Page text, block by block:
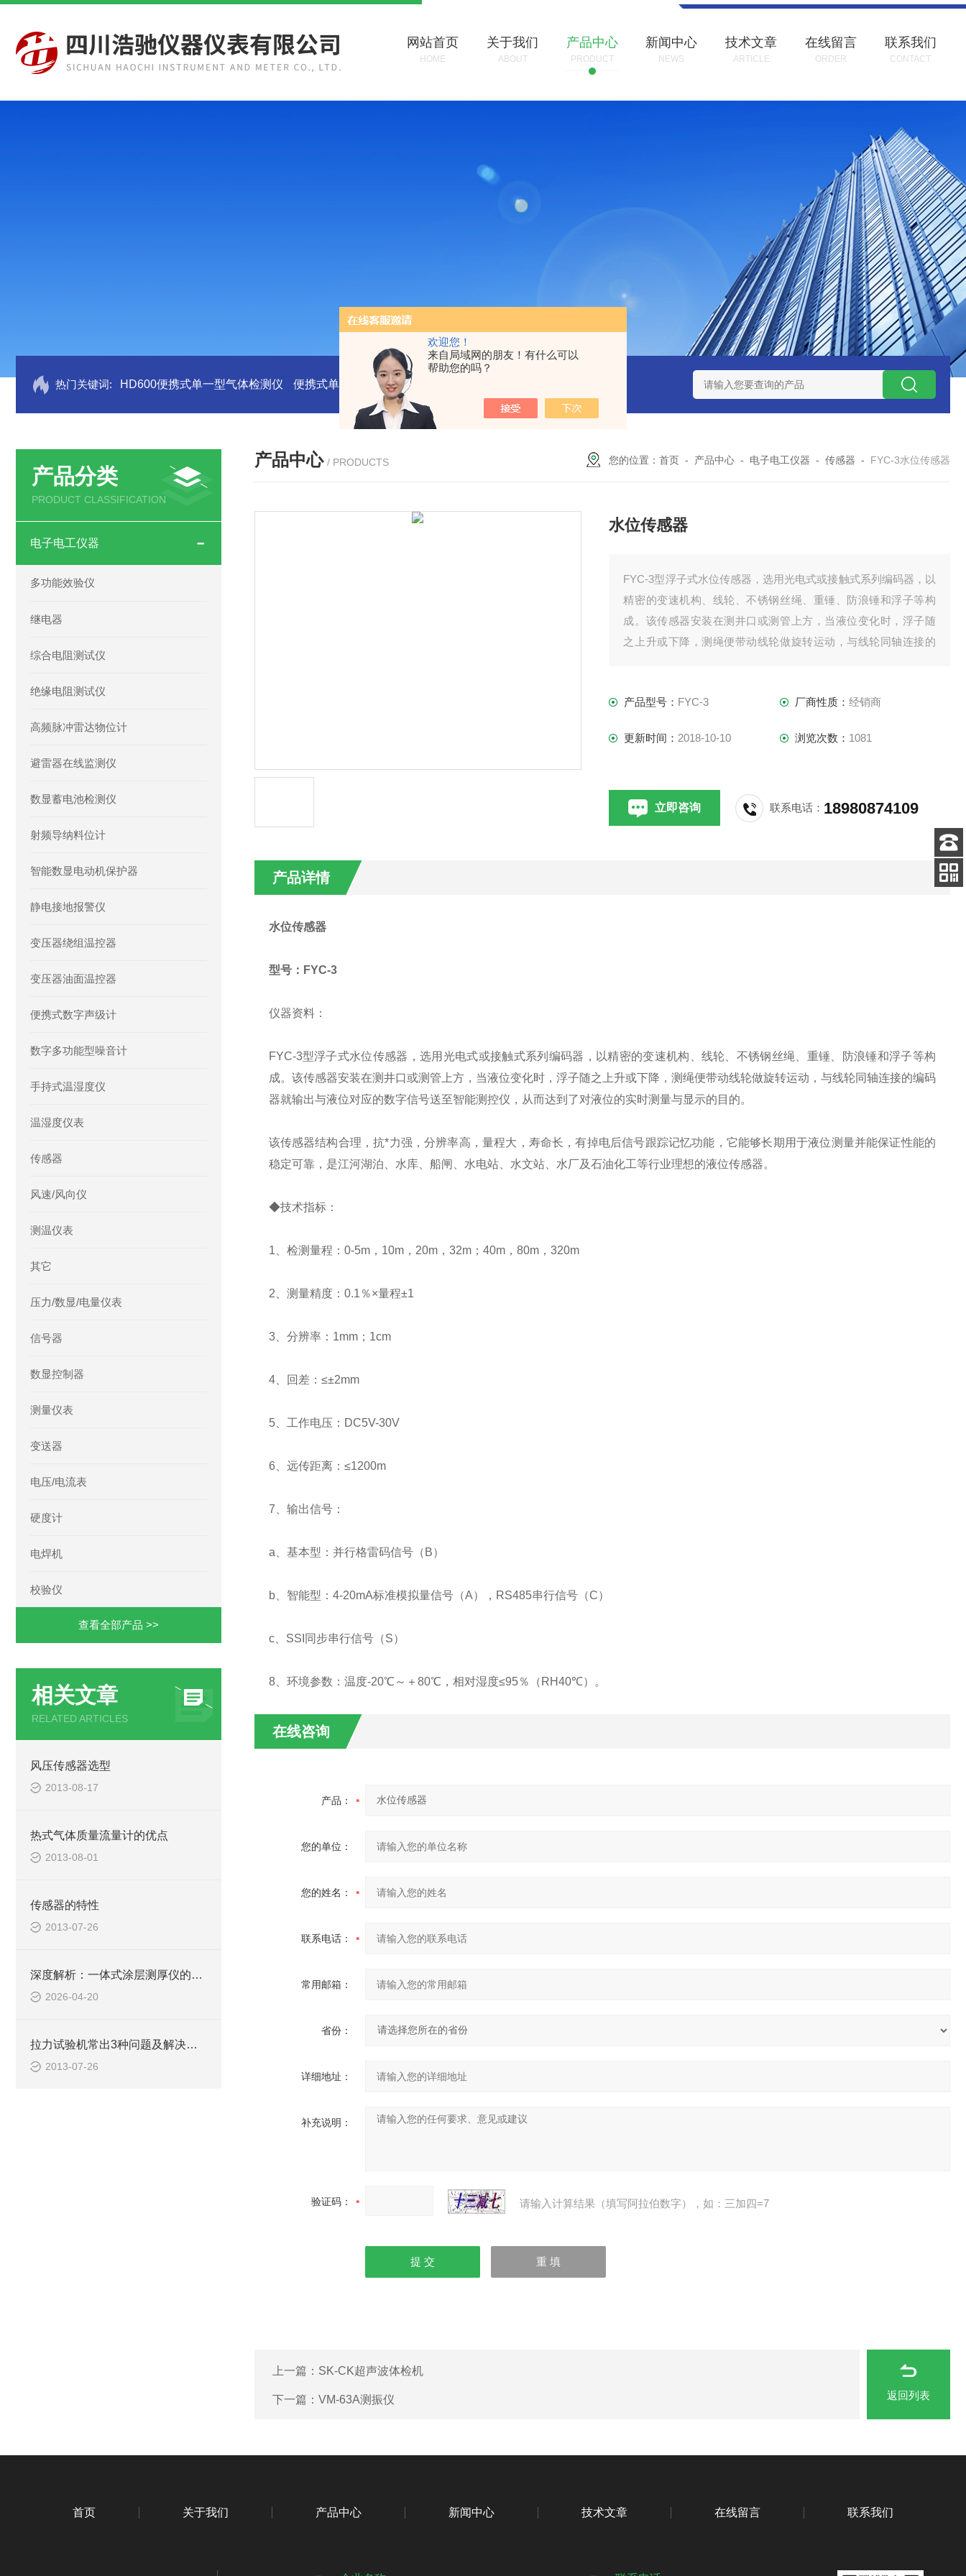
欢迎您！
来自局域网的朋友！有什么可以
帮助您的吗？
网站首页
HOME
关于我们
ABOUT
产品中心
PRODUCT
新闻中心
NEWS
技术文章
ARTICLE
在线留言
ORDER
联系我们
CONTACT
热门关键词: HD600便携式单一型气体检测仪 便携式单一气体检测仪 GAXT手持式单一气体检测仪 加拿大BW
产品分类
PRODUCT CLASSIFICATION
电子电工仪器
多功能效验仪
继电器
综合电阻测试仪
绝缘电阻测试仪
高频脉冲雷达物位计
避雷器在线监测仪
数显蓄电池检测仪
射频导纳料位计
智能数显电动机保护器
静电接地报警仪
变压器绕组温控器
变压器油面温控器
便携式数字声级计
数字多功能型噪音计
手持式温湿度仪
温湿度仪表
传感器
风速/风向仪
测温仪表
其它
压力/数显/电量仪表
信号器
数显控制器
测量仪表
变送器
电压/电流表
硬度计
电焊机
校验仪
查看全部产品 >>
相关文章
RELATED ARTICLES
风压传感器选型
2013-08-17
热式气体质量流量计的优点
2013-08-01
传感器的特性
2013-07-26
深度解析：一体式涂层测厚仪的正确使用方法全攻略
2026-04-20
拉力试验机常出3种问题及解决方法
2013-07-26
产品中心 / PRODUCTS 您的位置： 首页 - 产品中心 - 电子电工仪器 - 传感器 - FYC-3水位传感器
水位传感器
FYC-3型浮子式水位传感器，选用光电式或接触式系列编码器，以
精密的变速机构、线轮、不锈钢丝绳、重锤、防浪锤和浮子等构
成。该传感器安装在测井口或测管上方，当液位变化时，浮子随
之上升或下降，测绳便带动线轮做旋转运动，与线轮同轴连接的
产品型号： FYC-3 厂商性质： 经销商
更新时间： 2018-10-10 浏览次数： 1081
立即咨询 联系电话： 18980874109
产品详情
水位传感器
型号：FYC-3
仪器资料：
FYC-3型浮子式水位传感器，选用光电式或接触式系列编码器，以精密的变速机构、线轮、不锈钢丝绳、重锤、防浪锤和浮子等构
成。该传感器安装在测井口或测管上方，当液位变化时，浮子随之上升或下降，测绳便带动线轮做旋转运动，与线轮同轴连接的编码
器就输出与液位对应的数字信号送至智能测控仪，从而达到了对液位的实时测量与显示的目的。
该传感器结构合理，抗*力强，分辨率高，量程大，寿命长，有掉电后信号跟踪记忆功能，它能够长期用于液位测量并能保证性能的
稳定可靠，是江河湖泊、水库、船闸、水电站、水文站、水厂及石油化工等行业理想的液位传感器。
◆技术指标：
1、检测量程：0-5m，10m，20m，32m；40m，80m，320m
2、测量精度：0.1％×量程±1
3、分辨率：1mm；1cm
4、回差：≤±2mm
5、工作电压：DC5V-30V
6、远传距离：≤1200m
7、输出信号：
a、基本型：并行格雷码信号（B）
b、智能型：4-20mA标准模拟量信号（A），RS485串行信号（C）
c、SSI同步串行信号（S）
8、环境参数：温度-20℃～＋80℃，相对湿度≤95％（RH40℃）。
在线咨询
产品：
您的单位：
您的姓名：
联系电话：
常用邮箱：
省份：
详细地址：
补充说明：
验证码： 请输入计算结果（填写阿拉伯数字），如：三加四=7
上一篇： SK-CK超声波体检机
下一篇： VM-63A测振仪 返回列表
首页 关于我们 产品中心 新闻中心 技术文章 在线留言 联系我们
客服
电话